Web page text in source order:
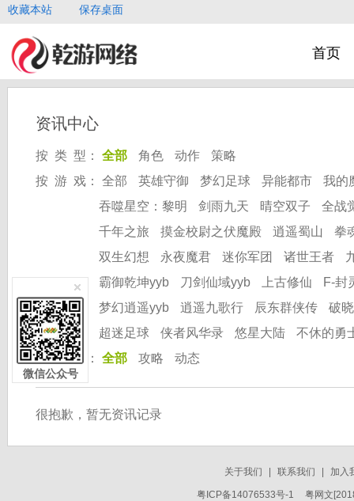
微信公众号
收藏本站 保存桌面
首页
资讯中心
按 类 型： 全部 角色 动作
策略
按 游 戏：
全部 英雄守御 梦幻足球 异能都市
我的
吞噬星空：黎明
剑雨九天 晴空双子
全战
千年之旅
摸金校尉之伏魔殿 逍遥蜀山
拳
双生幻想
永夜魔君 迷你军团 诸世王者
霸御乾坤yyb
刀剑仙域yyb 上古修仙
F-封
梦幻逍遥yyb
逍遥九歌行 辰东群侠传
破
超迷足球
侠者风华录 悠星大陆
不休的勇
按 分 类：
全部 攻略 动态
很抱歉，暂无资讯记录
关于我们 联系我们 加入
粤ICP备14076533号-1
粤网文